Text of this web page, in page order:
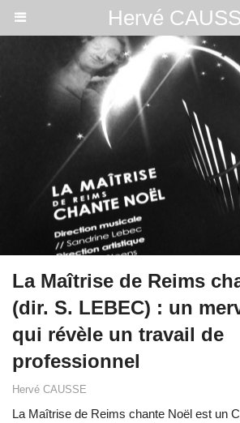
Hervé
La Maîtrise de Reims
(dir. S. LEBEC) : un
qui révèle un travail de
professionnel
Hervé CAUSSE
La Maîtrise de Reims chante Noël est un